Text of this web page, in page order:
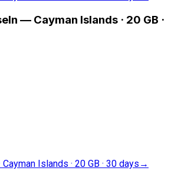
— Cayman Islands · 20 GB ·
Cayman Islands · 20 GB · 30 days →